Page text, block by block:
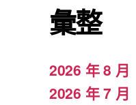
彙整
2026 年 8 月
2026 年 7 月